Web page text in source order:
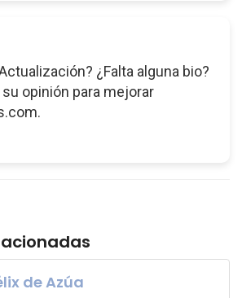
¿Falta alguna bio?
opinión para mejorar
de Azúa